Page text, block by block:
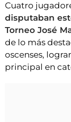
ESQUELAS
Cuatro
disputaban
Torneo José
de lo más
oscenses,
principal en